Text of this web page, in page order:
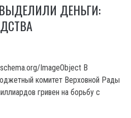
ДЕНЬГИ:
ImageObject В
комитет Верховной Рады
гривен на борьбу с